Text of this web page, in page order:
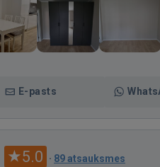
E-pasts
5.0 · 89 atsauksmes